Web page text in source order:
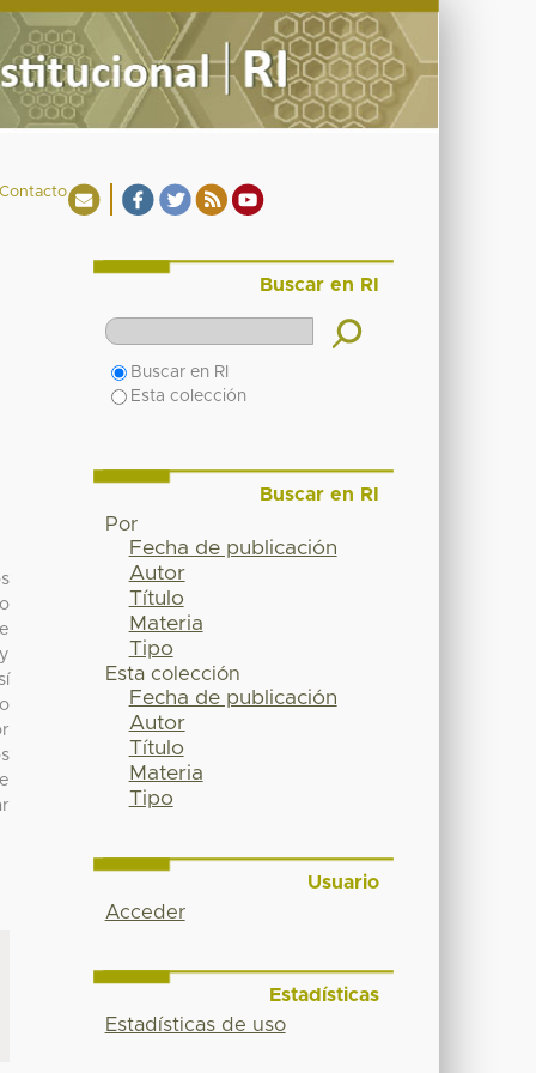
Buscar en RI
Buscar en RI
Esta colección
Buscar en RI
Por
Fecha de publicación
Autor
Título
Materia
Tipo
Esta colección
Fecha de publicación
Autor
Título
Materia
Tipo
Usuario
Acceder
Estadísticas
Estadísticas de uso